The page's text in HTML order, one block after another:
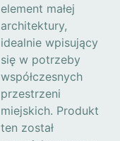
element małej
architektury,
idealnie wpisujący
się w potrzeby
współczesnych
przestrzeni
miejskich. Produkt
ten został